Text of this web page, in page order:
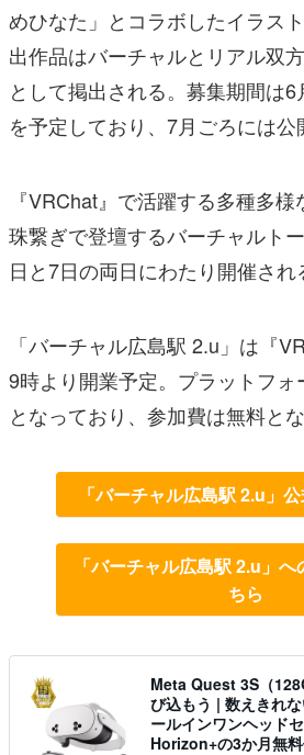
めひなた」とコラボしたイラス
出作品はバーチャルとリアル双
として掲出される。募集期間は
を予定しており、7月ごろには公
『VRChat』で活躍する多種多
珠繋ぎで登壇するバーチャルト
日と7日の両日にわたり開催され
「バーチャル広島駅 2.u」は『
9時より開業予定。プラットフォ
となっており、参加費は無料とな
「バーチャル広島駅 2.u」
「バーチャル広島駅 2.u」へ
ちら
Meta Quest 3S（
び込もう | 数えきれ
ールインワンヘッド
Horizon+の3か月無